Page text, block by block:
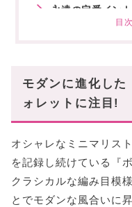
永遠の定番イン
まとめ
モダンに進化した
ォレットに注目!
オシャレなミニマリス
を記録し続けている『
クラシカルな編み目模
とでモダンな風合いに